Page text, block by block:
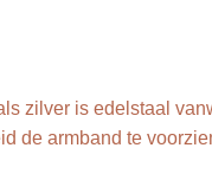
zilver is edelstaal
de armband te